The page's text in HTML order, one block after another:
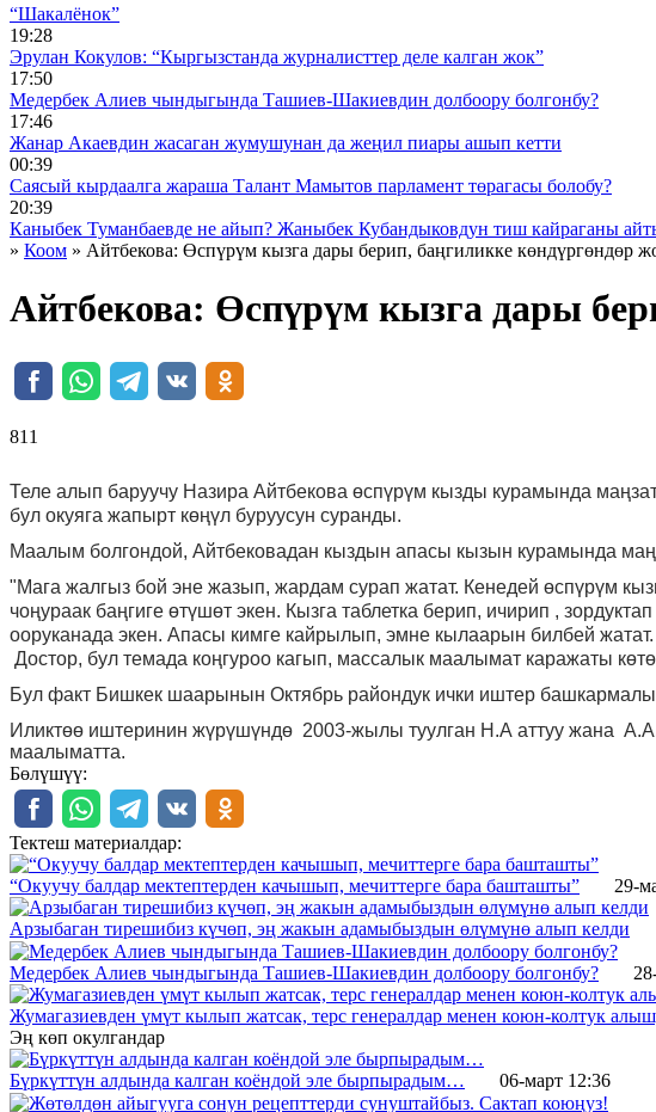
“Шакалёнок”
19:28
Эрулан Кокулов: “Кыргызстанда журналисттер деле калган жок”
17:50
Медербек Алиев чындыгында Ташиев-Шакиевдин долбоору болгонбу?
17:46
Жанар Акаевдин жасаган жумушунан да жеңил пиары ашып кетти
00:39
Саясый кырдаалга жараша Талант Мамытов парламент төрагасы болобу?
20:39
Каныбек Туманбаевде не айып? Жаныбек Кубандыковдун тиш кайраганы
» Коом » Айтбекова: Өспүрүм кызга дары берип, баңгиликке көндүргөндөр
Айтбекова: Өспүрүм кызга дары
811 ᠌ ᠌ ᠌ ᠌᠌ ᠌ ᠌᠌
Теле алып баруучу Назира Айтбекова өспүрүм кызды курамында
бул окуяга жапырт көңүл буруусун суранды.
Маалым болгондой, Айтбековадан кыздын апасы кызын курамында
"Мага жалгыз бой эне жазып, жардам сурап жатат. Кенедей өспүрүм
чоңураак баңгиге өтүшөт экен. Кызга таблетка берип, ичирип ,
ооруканада экен. Апасы кимге кайрылып, эмне кылаарын билбей
Достор, бул темада коңгуроо кагып, массалык маалымат каражаты
Бул факт Бишкек шаарынын Октябрь райондук ички иштер
Иликтөө иштеринин жүрүшүндө 2003-жылы туулган Н.А аттуу жана
маалыматта.
Бөлүшүү:
Тектеш материалдар:
“Окуучу балдар мектептерден качышып, мечиттерге бара башташты” 29-
Арзыбаган тирешибиз күчөп, эң жакын адамыбыздын өлүмүнө алып келди
Медербек Алиев чындыгында Ташиев-Шакиевдин долбоору болгонбу?
Жумагазиевден үмүт кылып жатсак, терс генералдар менен коюн-колтук
Эң көп окулгандар
Бүркүттүн алдында калган коёндой эле бырпырадым… 06-март 12:36